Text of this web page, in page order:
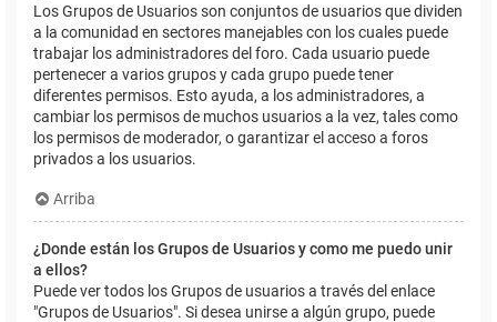
Los Grupos de Usuarios son conjuntos de usuarios que dividen
a la comunidad en sectores manejables con los cuales puede
trabajar los administradores del foro. Cada usuario puede
pertenecer a varios grupos y cada grupo puede tener
diferentes permisos. Esto ayuda, a los administradores, a
cambiar los permisos de muchos usuarios a la vez, tales como
los permisos de moderador, o garantizar el acceso a foros
privados a los usuarios.
Arriba
¿Donde están los Grupos de Usuarios y como me puedo unir
a ellos?
Puede ver todos los Grupos de usuarios a través del enlace
"Grupos de Usuarios". Si desea unirse a algún grupo, puede